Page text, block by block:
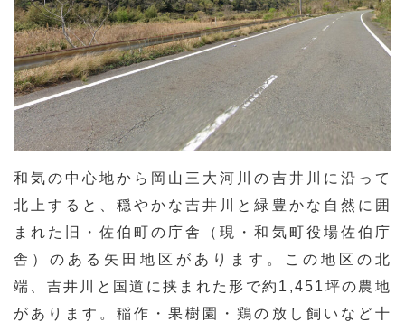
和気の中心地から岡山三大河川の吉井川に沿って
北上すると、穏やかな吉井川と緑豊かな自然に囲
まれた旧・佐伯町の庁舎（現・和気町役場佐伯庁
舎）のある矢田地区があります。この地区の北
端、吉井川と国道に挟まれた形で約1,451坪の農地
があります。稲作・果樹園・鶏の放し飼いなど十